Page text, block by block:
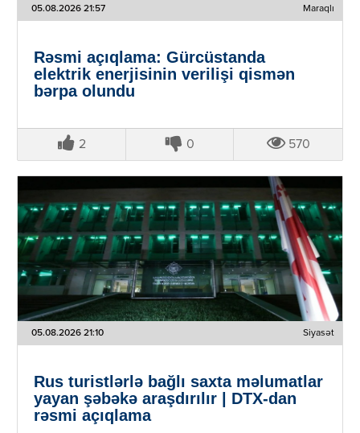
05.08.2026 21:57 Maraqlı
Rəsmi açıqlama: Gürcüstanda
elektrik enerjisinin verilişi qismən
bərpa olundu
2 0 570
05.08.2026 21:10 Siyasət
Rus turistlərlə bağlı saxta məlumatlar
yayan şəbəkə araşdırılır | DTX-dan
rəsmi açıqlama